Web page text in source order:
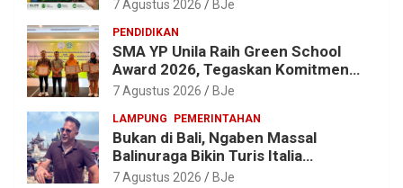
7 Agustus 2026 BJe
PENDIDIKAN
SMA YP Unila Raih Green School
Award 2026, Tegaskan Komitmen
Wujudkan Sekolah Ramah
7 Agustus 2026 BJe
LAMPUNG PEMERINTAHAN
Bukan di Bali, Ngaben Massal
Balinuraga Bikin Turis Italia
Terpukau, Puluhan Ribu Orang Ikut
7 Agustus 2026 BJe